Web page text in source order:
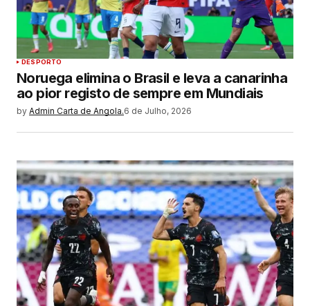
DESPORTO
Noruega elimina o Brasil e leva a canarinha
ao pior registo de sempre em Mundiais
by Admin Carta de Angola.6 de Julho, 2026